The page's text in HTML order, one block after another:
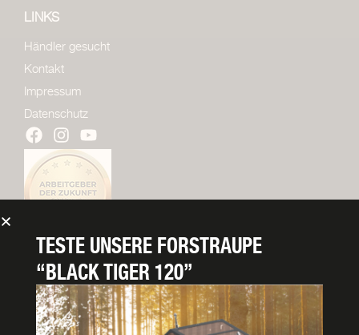
LINKS
Händler gesucht
Kontakt
Impressum
Datenschutz
PROSPEKT ANFORDERN
TESTE UNSERE FORSTRAUPE
“BLACK TIGER 120”